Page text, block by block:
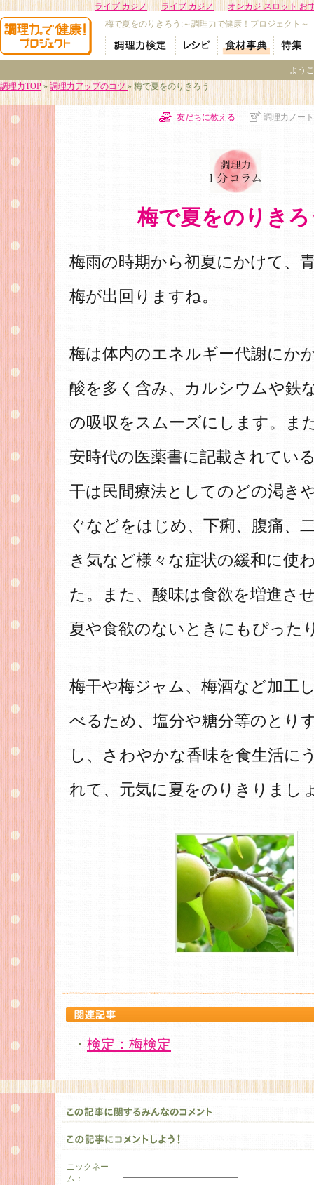
ライブ カジノ ライブ カジノ
オンカジ スロット お
梅で夏をのりきろう:～調理力で健康！プロジェクト～
よう
調理力TOP » 調理力アップのコツ» 梅で夏をのりきろう
友だちに教える 調理力ノー
梅で夏をのりき
梅雨の時期から初夏にかけて、
梅が出回りますね。
梅は体内のエネルギー代謝にか
酸を多く含み、カルシウムや鉄
の吸収をスムーズにします。ま
安時代の医薬書に記載されてい
干は民間療法としてのどの渇き
ぐなどをはじめ、下痢、腹痛、
き気など様々な症状の緩和に使
た。また、酸味は食欲を増進さ
夏や食欲のないときにもぴった
梅干や梅ジャム、梅酒など加工
べるため、塩分や糖分等のとり
し、さわやかな香味を食生活に
れて、元気に夏をのりきりまし
・ 検定：梅検定
ニックネー
ム：